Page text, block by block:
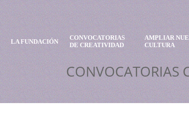
LA FUNDACIÓN
CONVOCATORIAS
DE CREATIVIDAD
AMPLIAR
CULTURA